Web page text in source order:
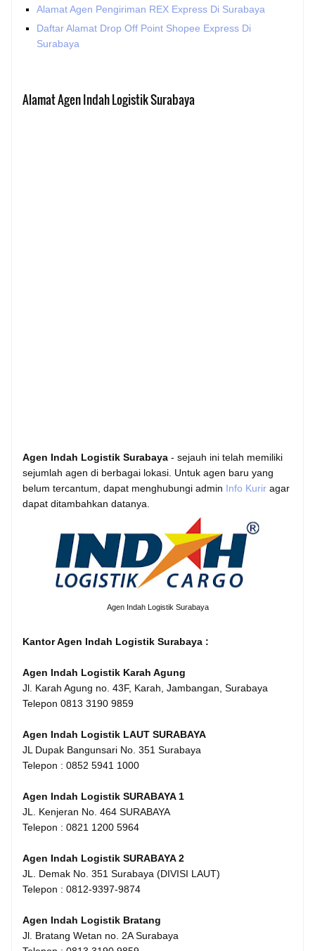
Alamat Agen Pengiriman REX Express Di Surabaya
Daftar Alamat Drop Off Point Shopee Express Di
Surabaya
Alamat Agen Indah Logistik Surabaya
Agen Indah Logistik Surabaya - sejauh ini telah memiliki
sejumlah agen di berbagai lokasi. Untuk agen baru yang
belum tercantum, dapat menghubungi admin Info Kurir agar
dapat ditambahkan datanya.
Agen Indah Logistik Surabaya
Kantor Agen Indah Logistik Surabaya :
Agen Indah Logistik Karah Agung
Jl. Karah Agung no. 43F, Karah, Jambangan, Surabaya
Telepon 0813 3190 9859
Agen Indah Logistik LAUT SURABAYA
JL Dupak Bangunsari No. 351 Surabaya
Telepon : 0852 5941 1000
Agen Indah Logistik SURABAYA 1
JL. Kenjeran No. 464 SURABAYA
Telepon : 0821 1200 5964
Agen Indah Logistik SURABAYA 2
JL. Demak No. 351 Surabaya (DIVISI LAUT)
Telepon : 0812-9397-9874
Agen Indah Logistik Bratang
Jl. Bratang Wetan no. 2A Surabaya